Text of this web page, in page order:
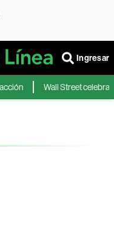
Ingresar
Wall Street celebra avances